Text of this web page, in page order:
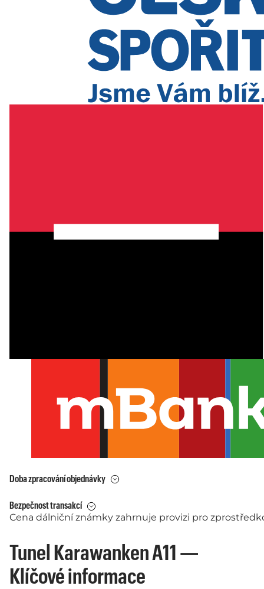
Doba zpracování objednávky
Bezpečnost transakcí
Cena dálniční známky zahrnuje provizi pro
Tunel Karawanken A11 —
Klíčové informace